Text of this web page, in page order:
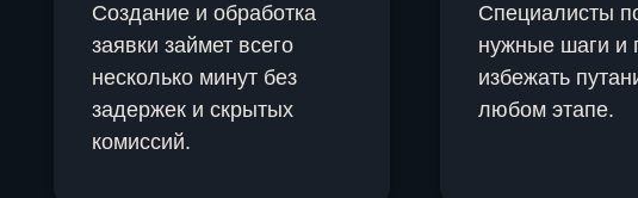
Создание и обработка
заявки займет всего
несколько минут без
задержек и скрытых
комиссий.
Специалисты
нужные шаги и
избежать
любом этапе.